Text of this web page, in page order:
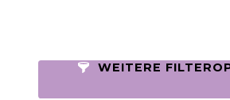
WEITERE